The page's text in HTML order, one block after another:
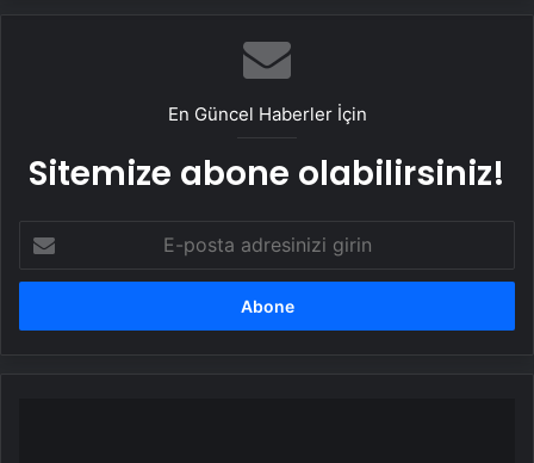
En Güncel Haberler İçin
Sitemize abone olabilirsiniz!
posta
adresinizi